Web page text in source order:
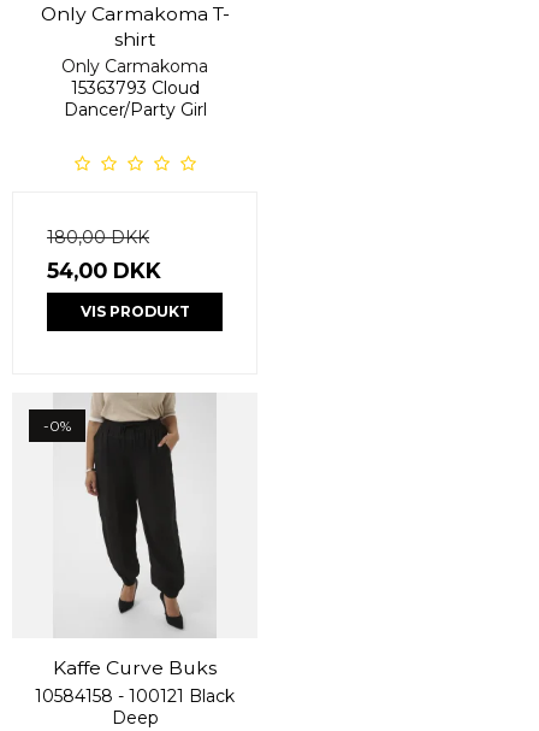
Only Carmakoma T-
shirt
Only Carmakoma
15363793 Cloud
Dancer/Party Girl
180,00 DKK
54,00 DKK
VIS PRODUKT
-0%
Kaffe Curve Buks
10584158 - 100121 Black
Deep